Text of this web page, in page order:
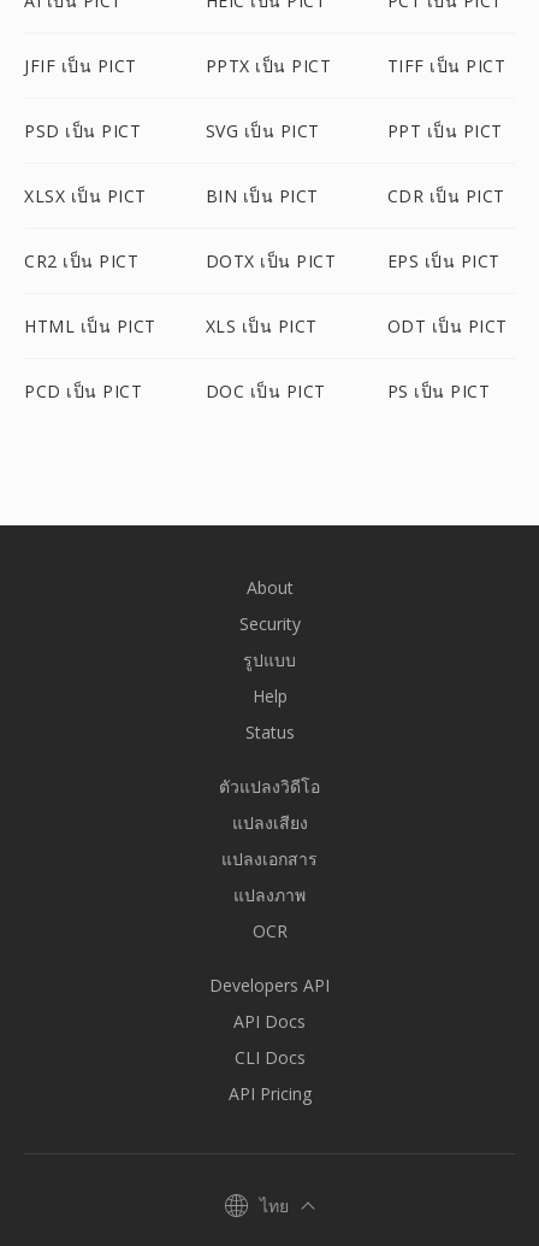
JFIF เป็น PICT PPTX เป็น PICT TIFF เป็น PICT
PSD เป็น PICT SVG เป็น PICT PPT เป็น PICT
XLSX เป็น PICT BIN เป็น PICT CDR เป็น PICT
CR2 เป็น PICT DOTX เป็น PICT EPS เป็น PICT
HTML เป็น PICT XLS เป็น PICT ODT เป็น PICT
PCD เป็น PICT DOC เป็น PICT PS เป็น PICT
About
Security
รูปแบบ
Help
Status
ตัวแปลงวิดีโอ
แปลงเสียง
แปลงเอกสาร
แปลงภาพ
OCR
Developers API
API Docs
CLI Docs
API Pricing
ไทย